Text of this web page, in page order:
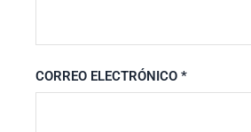
CORREO ELECTRÓNICO*